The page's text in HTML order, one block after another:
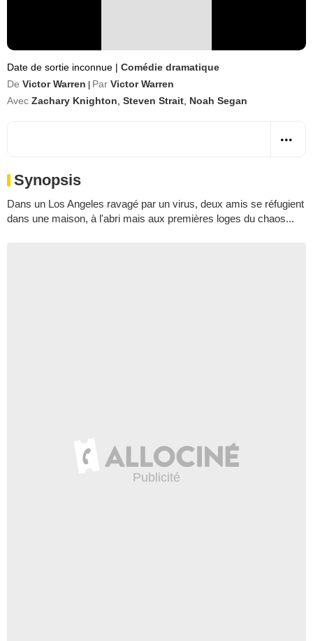
Date de sortie inconnue | Comédie dramatique
De Victor Warren Par Victor Warren
Avec Zachary Knighton Steven Strait Noah Segan
Synopsis
Dans un Los Angeles ravagé par un virus, deux amis se réfugient
dans une maison, à l'abri mais aux premières loges du chaos...